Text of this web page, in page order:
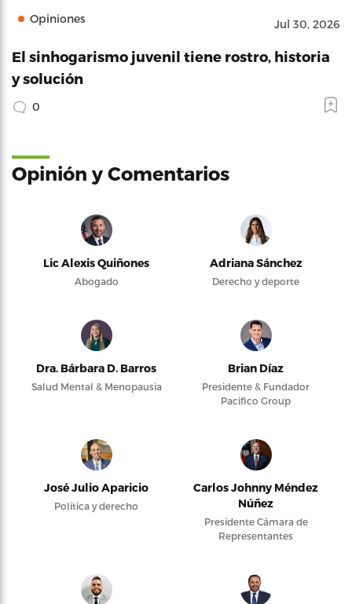
Opiniones Jul 30, 2026
El sinhogarismo juvenil tiene rostro, historia
y solución
0
Opinión y Comentarios
Lic Alexis Quiñones
Abogado
Adriana Sánchez
Derecho y deporte
Dra. Bárbara D. Barros
Salud Mental & Menopausia
Brian Díaz
Presidente & Fundador
Pacifico Group
José Julio Aparicio
Política y derecho
Carlos Johnny Méndez
Núñez
Presidente Cámara de
Representantes